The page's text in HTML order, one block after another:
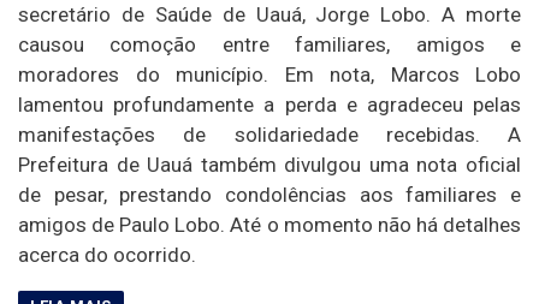
secretário de Saúde de Uauá, Jorge Lobo. A morte
causou comoção entre familiares, amigos e
moradores do município. Em nota, Marcos Lobo
lamentou profundamente a perda e agradeceu pelas
manifestações de solidariedade recebidas. A
Prefeitura de Uauá também divulgou uma nota oficial
de pesar, prestando condolências aos familiares e
amigos de Paulo Lobo. Até o momento não há detalhes
acerca do ocorrido.